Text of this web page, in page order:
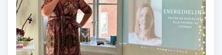
Bambumassage
Barber